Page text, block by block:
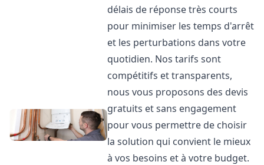
délais de réponse très courts
pour minimiser les temps d'arrêt
et les perturbations dans votre
quotidien. Nos tarifs sont
compétitifs et transparents,
nous vous proposons des devis
gratuits et sans engagement
pour vous permettre de choisir
la solution qui convient le mieux
à vos besoins et à votre budget.